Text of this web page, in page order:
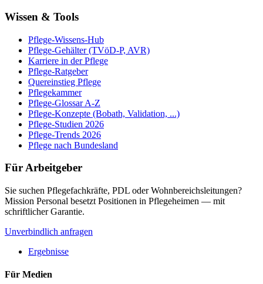
Wissen & Tools
Pflege-Wissens-Hub
Pflege-Gehälter (TVöD-P, AVR)
Karriere in der Pflege
Pflege-Ratgeber
Quereinstieg Pflege
Pflegekammer
Pflege-Glossar A-Z
Pflege-Konzepte (Bobath, Validation, ...)
Pflege-Studien 2026
Pflege-Trends 2026
Pflege nach Bundesland
Für Arbeitgeber
Sie suchen Pflegefachkräfte, PDL oder Wohnbereichsleitungen?
Mission Personal besetzt Positionen in Pflegeheimen — mit
schriftlicher Garantie.
Unverbindlich anfragen
Ergebnisse
Für Medien